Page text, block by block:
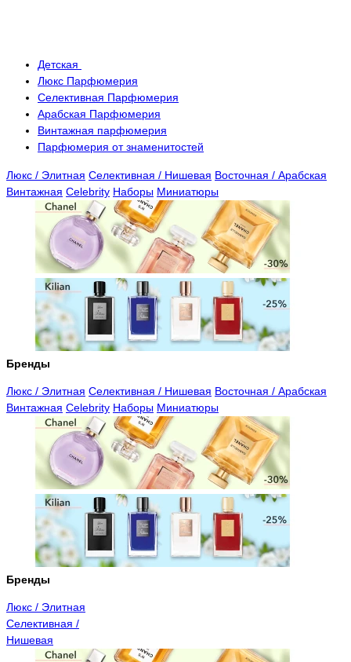
Детская
Люкс Парфюмерия
Селективная Парфюмерия
Арабская Парфюмерия
Винтажная парфюмерия
Парфюмерия от знаменитостей
Люкс / Элитная Селективная / Нишевая Восточная / Арабская
Винтажная Celebrity Наборы Миниатюры
Бренды
Люкс / Элитная Селективная / Нишевая Восточная / Арабская
Винтажная Celebrity Наборы Миниатюры
Бренды
Люкс / Элитная
Селективная /
Нишевая